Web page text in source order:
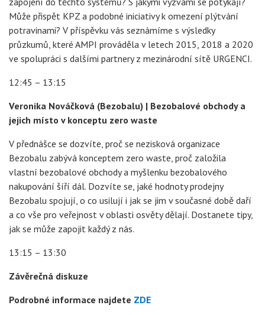
Může přispět KPZ a podobné iniciativy k omezení plýtvání
potravinami? V příspěvku vás seznámíme s výsledky
průzkumů, které AMPI prováděla v letech 2015, 2018 a 2020
ve spolupráci s dalšími partnery z mezinárodní sítě URGENCI.
12:45 – 13:15
Veronika Nováčková (Bezobalu) | Bezobalové obchody a
jejich místo v konceptu zero waste
V přednášce se dozvíte, proč se nezisková organizace
Bezobalu zabývá konceptem zero waste, proč založila
vlastní bezobalové obchody a myšlenku bezobalového
nakupování šíří dál. Dozvíte se, jaké hodnoty prodejny
Bezobalu spojují, o co usilují i jak se jim v současné době daří
a co vše pro veřejnost v oblasti osvěty dělají. Dostanete tipy,
jak se může zapojit každý z nás.
13:15 – 13:30
Závěrečná diskuze
Podrobné informace najdete ZDE